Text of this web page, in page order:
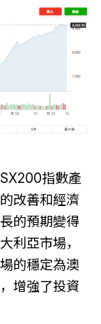
指數產
改善和經濟
的預期變得
利亞市場，
的穩定為澳
增強了投資